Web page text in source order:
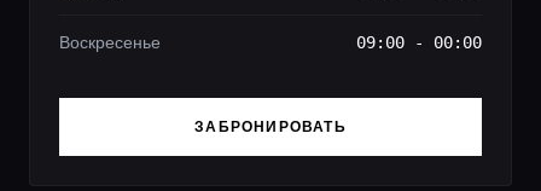
Воскресенье 09:00 - 00:00
ЗАБРОНИРОВАТЬ